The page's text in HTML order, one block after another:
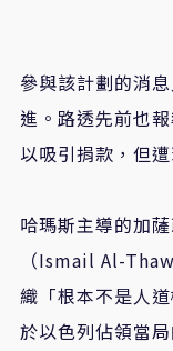
參與該計劃的消
進。路透先前也報
以吸引捐款，但
哈瑪斯主導的加
（Ismail Al-
織「根本不是人
於以色列佔領當